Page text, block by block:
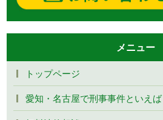
メニュー
トップページ
愛知・名古屋で刑事事件といえば